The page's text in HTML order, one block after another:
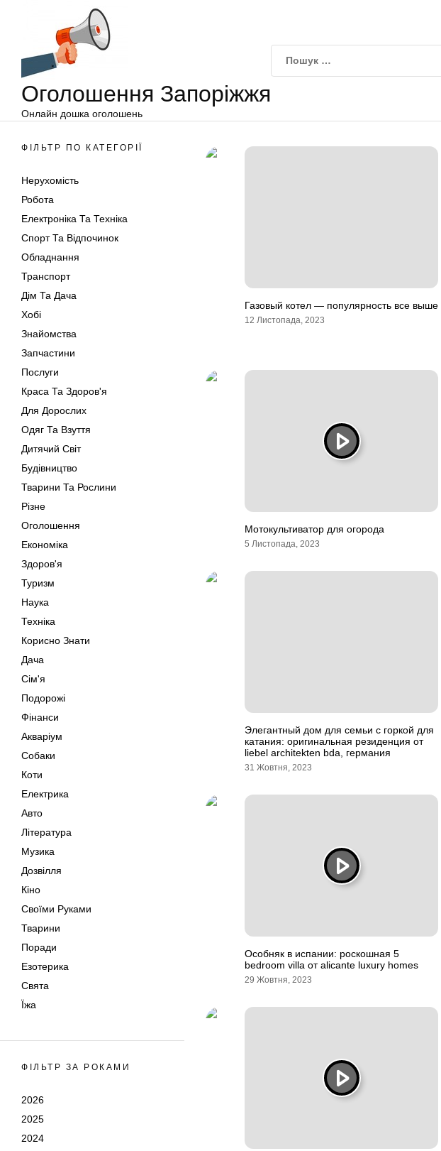
Оголошення Запоріжжя
Онлайн дошка оголошень
ФІЛЬТР ПО КАТЕГОРІЇ
Нерухомість
Робота
Електроніка Та Техніка
Спорт Та Відпочинок
Обладнання
Транспорт
Дім Та Дача
Хобі
Знайомства
Запчастини
Послуги
Краса Та Здоров'я
Для Дорослих
Одяг Та Взуття
Дитячий Світ
Будівництво
Тварини Та Рослини
Різне
Оголошення
Економіка
Здоров'я
Туризм
Наука
Техніка
Корисно Знати
Дача
Сім'я
Подорожі
Фінанси
Акваріум
Собаки
Коти
Електрика
Авто
Література
Музика
Дозвілля
Кіно
Своїми Руками
Тварини
Поради
Езотерика
Свята
Їжа
ФІЛЬТР ЗА РОКАМИ
2026
2025
2024
Газовый котел — популярность все выше
12 Листопада, 2023
Мотокультиватор для огорода
5 Листопада, 2023
Элегантный дом для семьи с горкой для
катания: оригинальная резиденция от
liebel architekten bda, германия
31 Жовтня, 2023
Особняк в испании: роскошная 5
bedroom villa от alicante luxury homes
29 Жовтня, 2023